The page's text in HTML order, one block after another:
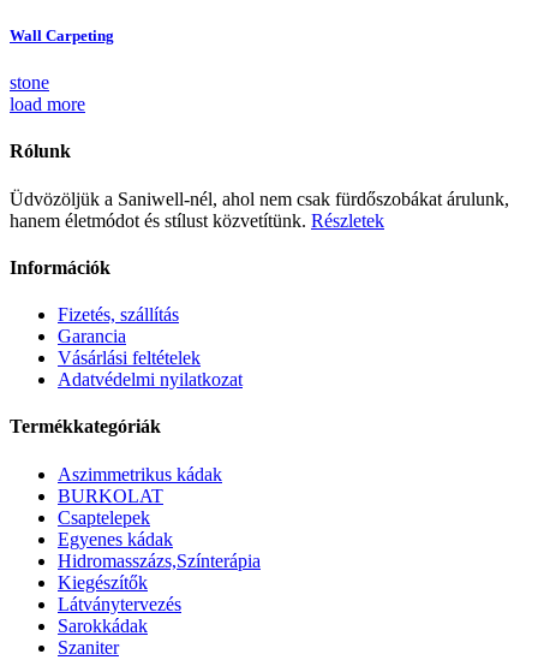
Wall Carpeting
stone
load more
Rólunk
Üdvözöljük a Saniwell-nél, ahol nem csak fürdőszobákat árulunk,
hanem életmódot és stílust közvetítünk. Részletek
Információk
Fizetés, szállítás
Garancia
Vásárlási feltételek
Adatvédelmi nyilatkozat
Termékkategóriák
Aszimmetrikus kádak
BURKOLAT
Csaptelepek
Egyenes kádak
Hidromasszázs,Színterápia
Kiegészítők
Látványtervezés
Sarokkádak
Szaniter